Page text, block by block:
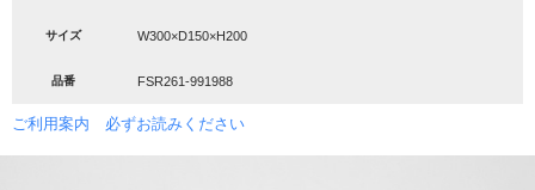
サイズ W300×D150×H200
品番 FSR261-991988
ご利用案内 必ずお読みください